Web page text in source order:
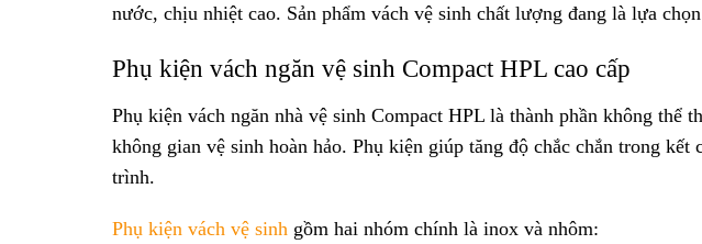
nước, chịu nhiệt cao. Sản phẩm vách vệ sinh chất lượng đang là lựa
Phụ kiện vách ngăn vệ sinh Compact HPL cao cấp
Phụ kiện vách ngăn nhà vệ sinh Compact HPL là thành phần không thể
không gian vệ sinh hoàn hảo. Phụ kiện giúp tăng độ chắc chắn trong
trình.
Phụ kiện vách vệ sinh gồm hai nhóm chính là inox và nhôm: